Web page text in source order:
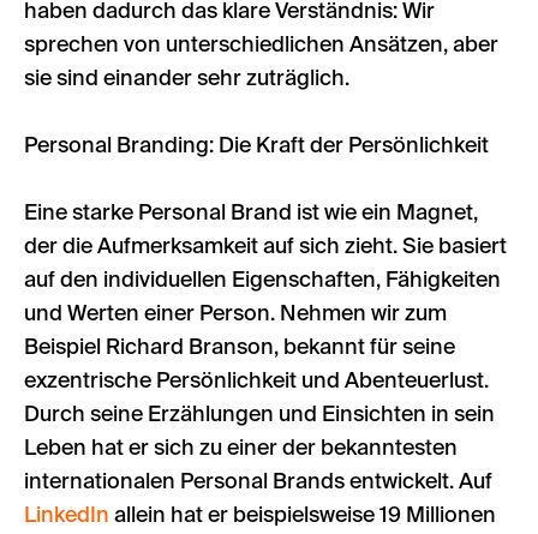
haben dadurch das klare Verständnis: Wir
sprechen von unterschiedlichen Ansätzen, aber
sie sind einander sehr zuträglich.
Personal Branding: Die Kraft der Persönlichkeit
Eine starke Personal Brand ist wie ein Magnet,
der die Aufmerksamkeit auf sich zieht. Sie basiert
auf den individuellen Eigenschaften, Fähigkeiten
und Werten einer Person. Nehmen wir zum
Beispiel Richard Branson, bekannt für seine
exzentrische Persönlichkeit und Abenteuerlust.
Durch seine Erzählungen und Einsichten in sein
Leben hat er sich zu einer der bekanntesten
internationalen Personal Brands entwickelt. Auf
LinkedIn allein hat er beispielsweise 19 Millionen